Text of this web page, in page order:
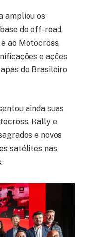
ampliou os
do off-road,
ao Motocross,
e ações
do Brasileiro
ainda suas
Rally e
e novos
satélites nas
.